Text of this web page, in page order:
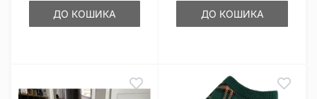
ДО КОШИКА ДО КОШИКА